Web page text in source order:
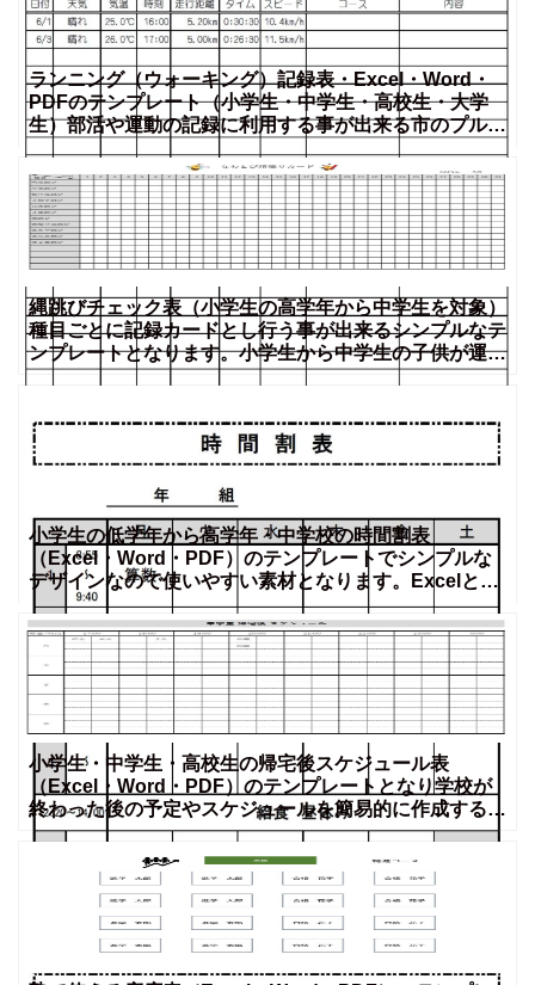
ランニング（ウォーキング）記録表・Excel・Word・
PDFのテンプレート（小学生・中学生・高校生・大学
生）部活や運動の記録に利用する事が出来る市のプルな
縄跳びチェック表（小学生の高学年から中学生を対象）
種目ごとに記録カードとし行う事が出来るシンプルなテ
ンプレートとなります。小学生から中学生の子供が運動
や競技、授
小学生の低学年から高学年・中学校の時間割表
（Excel・Word・PDF）のテンプレートでシンプルな
デザインなので使いやすい素材となります。Excelと
Word
小学生・中学生・高校生の帰宅後スケジュール表
（Excel・Word・PDF）のテンプレートとなり学校が
終わった後の予定やスケジュールを簡易的に作成する事
が出来ま